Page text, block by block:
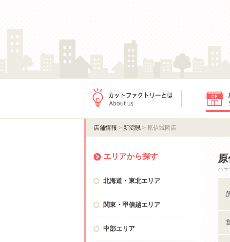
店舗情報 > 新潟県 > 原信城岡店
エリアから探す
北海道・東北エリア
関東・甲信越エリア
中部エリア
ハラ